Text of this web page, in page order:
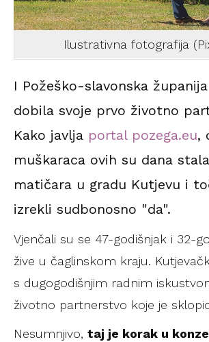
Ilustrativna fotografija
I Požeško-slavonska
dobila svoje prvo životno
Kako javlja portal pozega.eu,
muškaraca ovih su dana
matičara u gradu Kutjevu i
izrekli sudbonosno "da".
Vjenčali su se 47-godišnjak i 32-
žive u čaglinskom kraju.
s dugogodišnjim radnim
životno partnerstvo koje je
Nesumnjivo, taj je korak u